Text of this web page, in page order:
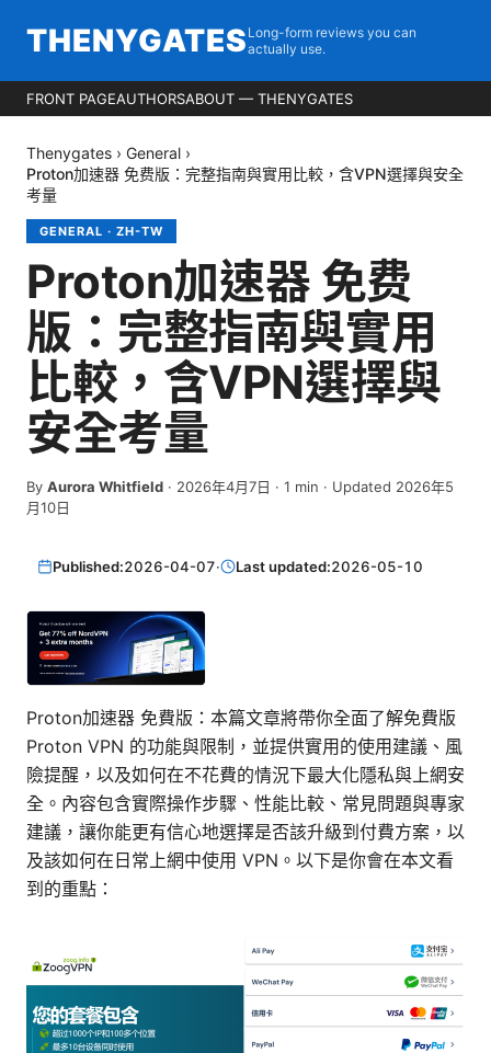
THENYGATES Long-form reviews you can
actually use.
FRONT PAGEAUTHORSABOUT — THENYGATES
Thenygates › General ›
Proton加速器 免费版：完整指南與實用比較，含VPN選擇與安全
考量
GENERAL · ZH-TW
Proton加速器 免费
版：完整指南與實用
比較，含VPN選擇與
安全考量
By Aurora Whitfield · 2026年4月7日 · 1 min · Updated 2026年5
月10日
Published:2026-04-07· Last updated:2026-05-10
Proton加速器 免費版：本篇文章將帶你全面了解免費版
Proton VPN 的功能與限制，並提供實用的使用建議、風
險提醒，以及如何在不花費的情況下最大化隱私與上網安
全。內容包含實際操作步驟、性能比較、常見問題與專家
建議，讓你能更有信心地選擇是否該升級到付費方案，以
及該如何在日常上網中使用 VPN。以下是你會在本文看
到的重點：